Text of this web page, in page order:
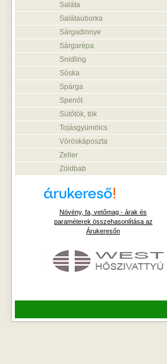
Saláta
Salátauborka
Sárgadinnye
Sárgarépa
Snidling
Sóska
Spárga
Spenót
Sütőtök, tök
Tojásgyümölcs
Vöröskáposzta
Zeller
Zöldbab
Növény, fa, vetőmag - árak és
paraméterek összehasonlítása az
Árukeresőn